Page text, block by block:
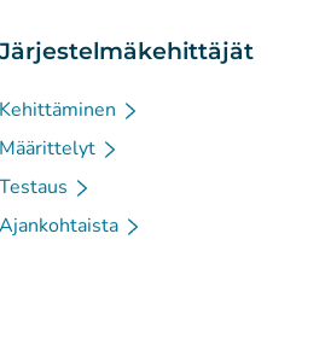
Järjestelmäkehittäjät
Kehittäminen
Määrittelyt
Testaus
Ajankohtaista